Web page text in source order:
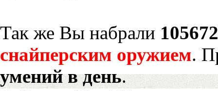
Так же Вы набрали
снайперским оружием.
умений в день.